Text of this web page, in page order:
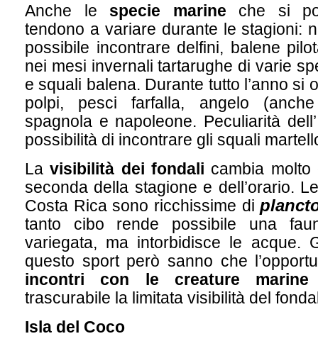
Anche le specie marine che si
tendono a variare durante le stagioni:
possibile incontrare delfini, balene
nei mesi invernali tartarughe di varie
e squali balena. Durante tutto l’anno si
polpi, pesci farfalla, angelo
spagnola e napoleone. Peculiarità
possibilità di incontrare gli squali
Lavisibilità dei fondali cambia
seconda della stagione e dell’orario.
Costa Rica sono ricchissime di
tanto cibo rende possibile una
variegata, ma intorbidisce le acque.
questo sport però sanno che
incontri con le creature marine
trascurabile la limitata visibilità del
Isla del Coco